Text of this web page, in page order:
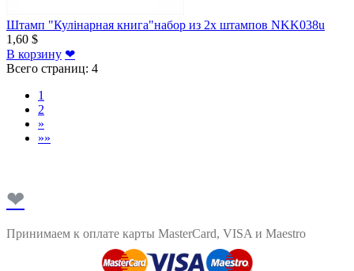
Штамп "Кулінарная книга"набор из 2х штампов NKK038u
1,60 $
В корзину ❤
Всего страниц: 4
1
2
»
»»
❤
Принимаем к оплате карты MasterCard, VISA и Maestro